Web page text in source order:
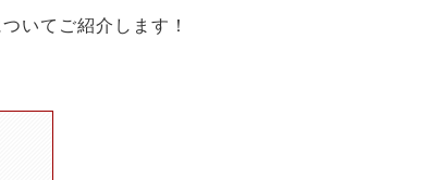
いてご紹介します！